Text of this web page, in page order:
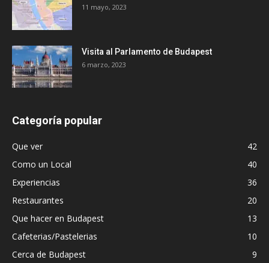
11 mayo, 2023
Visita al Parlamento de Budapest
6 marzo, 2023
Categoría popular
Que ver
42
Como un Local
40
Experiencias
36
Restaurantes
20
Que hacer en Budapest
13
Cafeterias/Pastelerias
10
Cerca de Budapest
9